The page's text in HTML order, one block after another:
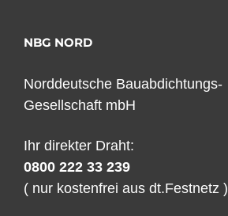
NBG NORD
Norddeutsche Bauabdichtungs-
Gesellschaft mbH
Ihr direkter Draht:
0800 222 33 239
( nur kostenfrei aus dt.Festnetz )